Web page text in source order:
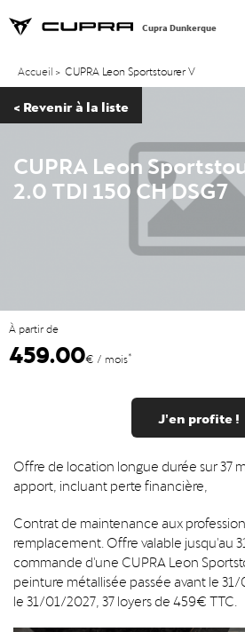
Cupra Dunkerque
Accueil > CUPRA Leon Sportstourer V
< Revenir à la liste
CUPRA Leon
2.0 TDI 150 CH DSG7
À partir de
459.00€ / mois*
J'en profite !
Offre de location longue durée sur 37
apport, incluant perte financière,
Contrat de maintenance aux
remplacement. Offre valable jusqu'au
commande d'une CUPRA Leon
peinture métallisée passée avant le
le 31/01/2027, 37 loyers de 459€ TTC.